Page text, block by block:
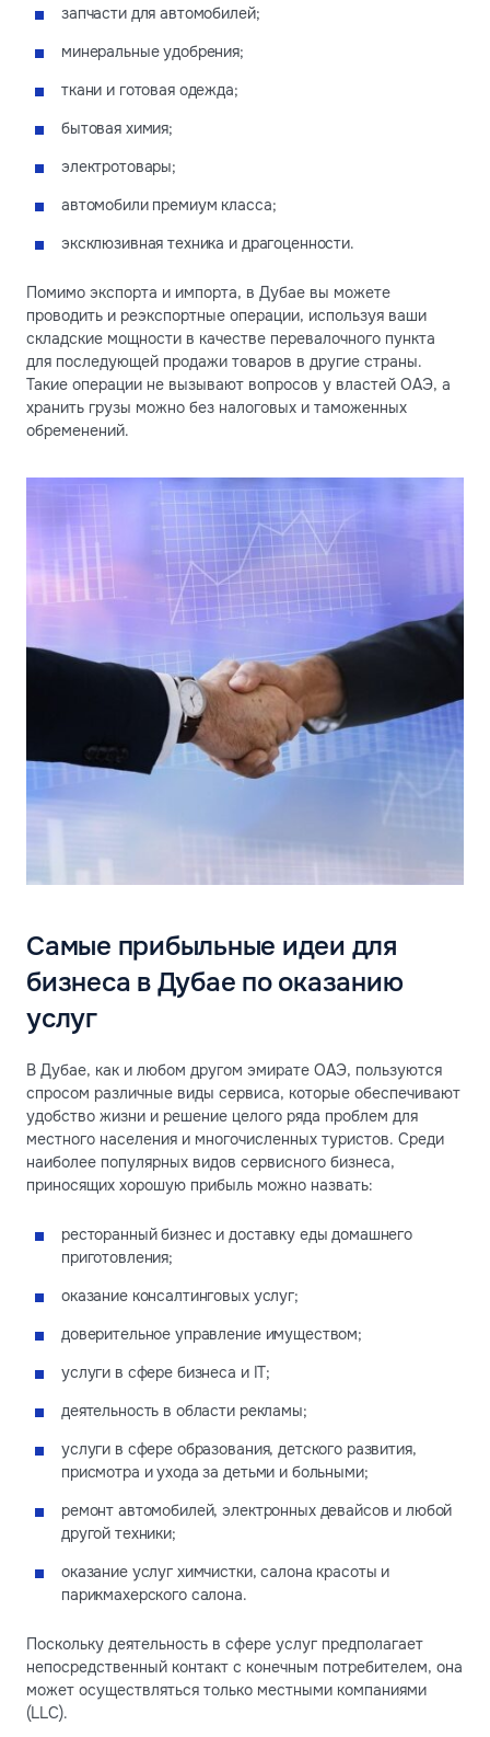
запчасти для автомобилей;
минеральные удобрения;
ткани и готовая одежда;
бытовая химия;
электротовары;
автомобили премиум класса;
эксклюзивная техника и драгоценности.
Помимо экспорта и импорта, в Дубае вы можете
проводить и реэкспортные операции, используя ваши
складские мощности в качестве перевалочного пункта
для последующей продажи товаров в другие страны.
Такие операции не вызывают вопросов у властей ОАЭ, а
хранить грузы можно без налоговых и таможенных
обременений.
Самые прибыльные идеи для
бизнеса в Дубае по оказанию
услуг
В Дубае, как и любом другом эмирате ОАЭ, пользуются
спросом различные виды сервиса, которые обеспечивают
удобство жизни и решение целого ряда проблем для
местного населения и многочисленных туристов. Среди
наиболее популярных видов сервисного бизнеса,
приносящих хорошую прибыль можно назвать:
ресторанный бизнес и доставку еды домашнего
приготовления;
оказание консалтинговых услуг;
доверительное управление имуществом;
услуги в сфере бизнеса и IT;
деятельность в области рекламы;
услуги в сфере образования, детского развития,
присмотра и ухода за детьми и больными;
ремонт автомобилей, электронных девайсов и любой
другой техники;
оказание услуг химчистки, салона красоты и
парикмахерского салона.
Поскольку деятельность в сфере услуг предполагает
непосредственный контакт с конечным потребителем, она
может осуществляться только местными компаниями
(LLC).